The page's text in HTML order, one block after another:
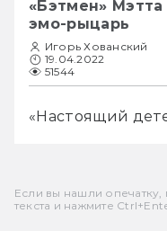
«Бэтмен»
эмо-рыцарь
Игорь Хованский
19.04.2022
51544
«Настоящий
Если вы нашли опечатку,
текста и нажмите